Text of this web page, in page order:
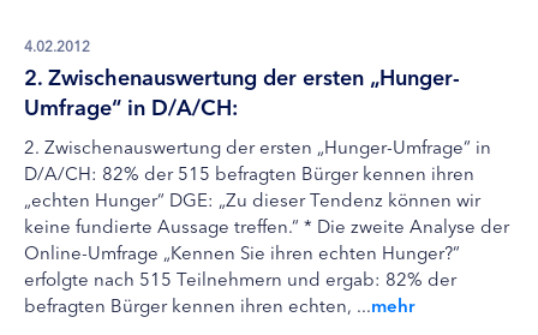
4.02.2012
2. Zwischenauswertung der ersten „Hunger-
Umfrage“ in D/A/CH:
2. Zwischenauswertung der ersten „Hunger-Umfrage“ in
D/A/CH: 82% der 515 befragten Bürger kennen ihren
„echten Hunger“ DGE: „Zu dieser Tendenz können wir
keine fundierte Aussage treffen.“ * Die zweite Analyse der
Online-Umfrage „Kennen Sie ihren echten Hunger?“
erfolgte nach 515 Teilnehmern und ergab: 82% der
befragten Bürger kennen ihren echten, ...mehr